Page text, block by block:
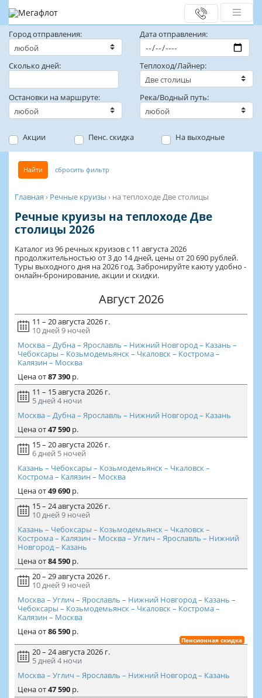
Город отправления: Дата отправления:
Сколько дней: Теплоход/Лайнер:
Остановки на маршруте: Река/Водный путь:
Акции Пенс. скидка На выходные
Найти сбросить фильтр
Главная › Речные круизы › на теплоходе Две столицы
Речные круизы на теплоходе Две
столицы 2026
Каталог из 96 речных круизов с 11 августа 2026
продолжительностью от 3 до 14 дней, цены от 20 690 рублей.
Туры выходного дня на 2026 год. Забронируйте каюту удобно -
онлайн-бронирование, акции и скидки.
Август 2026
11 – 20 августа 2026 г.
10 дней 9 ночей
Москва – Дубна – Ярославль – Нижний Новгород – Казань –
Чебоксары – Козьмодемьянск – Чкаловск – Кострома –
Калязин – Москва
Ценаот87 390р.
11 – 15 августа 2026 г.
5 дней 4 ночи
Москва – Дубна – Ярославль – Нижний Новгород – Казань
Ценаот47 590р.
15 – 20 августа 2026 г.
6 дней 5 ночей
Казань – Чебоксары – Козьмодемьянск – Чкаловск –
Кострома – Калязин – Москва
Ценаот49 690р.
15 – 24 августа 2026 г.
10 дней 9 ночей
Казань – Чебоксары – Козьмодемьянск – Чкаловск –
Кострома – Калязин – Москва – Углич – Ярославль – Нижний
Новгород – Казань
Ценаот84 590р.
20 – 29 августа 2026 г.
10 дней 9 ночей
Москва – Углич – Ярославль – Нижний Новгород – Казань –
Чебоксары – Козьмодемьянск – Чкаловск – Кострома –
Калязин – Москва
Ценаот86 590р.
Пенсионная скидка
20 – 24 августа 2026 г.
5 дней 4 ночи
Москва – Углич – Ярославль – Нижний Новгород – Казань
Ценаот47 590р.